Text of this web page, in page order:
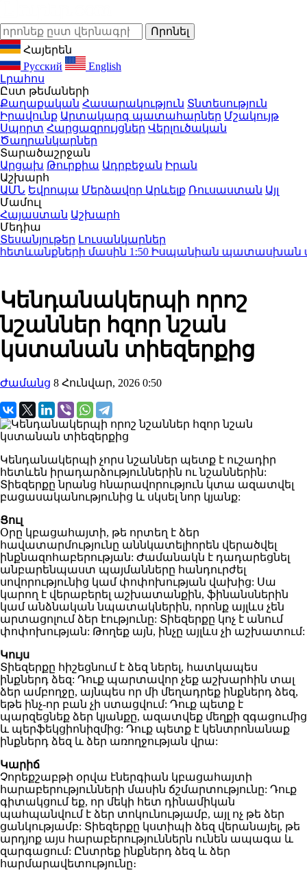
Հայերեն
Русский
English
Լրահոս
Ըստ թեմաների
Քաղաքական Հասարակություն Տնտեսություն
Իրավունք Արտակարգ պատահարներ Մշակույթ
Սպորտ Հարցազրույցներ Վերլուծական
Ծաղրանկարներ
Տարածաշրջան
Արցախ Թուրքիա Ադրբեջան Իրան
Աշխարհ
ԱՄՆ Եվրոպա Մերձավոր Արևելք Ռուսաստան Այլ
Մամուլ
Հայաստան Աշխարհ
Մեդիա
Տեսանյութեր Լուսանկարներ
մասին1:50Իսպանիան պատասխան
Կենդանակերպի որոշ
նշաններ հզոր նշան
կստանան տիեզերքից
Ժամանց 8 Հունվար, 2026 0:50
Կենդանակերպի չորս նշաններ պետք է ուշադիր
հետևեն իրադարձություններին ու նշաններին:
Տիեզերքը նրանց հնարավորություն կտա ազատվել
բացասականությունից և սկսել նոր կյանք:
Ցուլ
Օրը կբացահայտի, թե որտեղ է ձեր
հավատարմությունը աննկատելիորեն վերածվել
ինքնազոհաբերության: Ժամանակն է դադարեցնել
անբարենպաստ պայմանները հանդուրժել
սովորությունից կամ փոփոխության վախից: Սա
կարող է վերաբերել աշխատանքին, ֆինանսներին
կամ անձնական նպատակներին, որոնք այլևս չեն
արտացոլում ձեր էությունը: Տիեզերքը կոչ է անում
փոփոխության: Թողեք այն, ինչը այլևս չի աշխատում:
Կույս
Տիեզերքը հիշեցնում է ձեզ ներել, հատկապես
ինքներդ ձեզ: Դուք պարտավոր չեք աշխարհին տալ
ձեր ամբողջը, այնպես որ մի մեղադրեք ինքներդ ձեզ,
եթե ինչ-որ բան չի ստացվում: Դուք պետք է
պարզեցնեք ձեր կյանքը, ազատվեք մեղքի զգացումից
և պերֆեկցիոնիզմից: Դուք պետք է կենտրոնանաք
ինքներդ ձեզ և ձեր առողջության վրա:
Կարիճ
Չորեքշաբթի օրվա էներգիան կբացահայտի
հարաբերությունների մասին ճշմարտությունը: Դուք
գիտակցում եք, որ մեկի հետ դինամիկան
պահպանվում է ձեր տոկունությամբ, այլ ոչ թե ձեր
ցանկությամբ: Տիեզերքը կստիպի ձեզ վերանայել, թե
արդյոք այս հարաբերություններն ունեն ապագա և
զարգացում: Ընտրեք ինքներդ ձեզ և ձեր
հարմարավետությունը։